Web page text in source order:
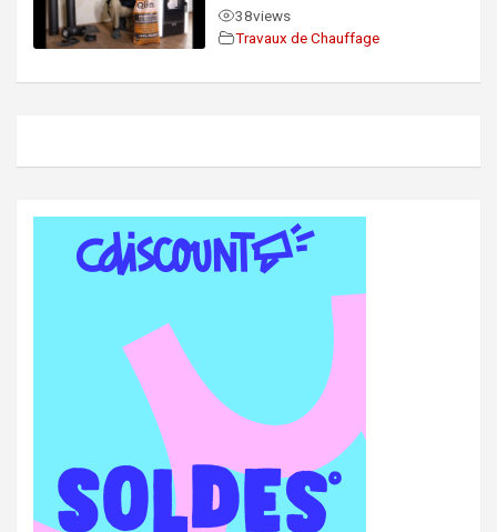
38views
Travaux de Chauffage